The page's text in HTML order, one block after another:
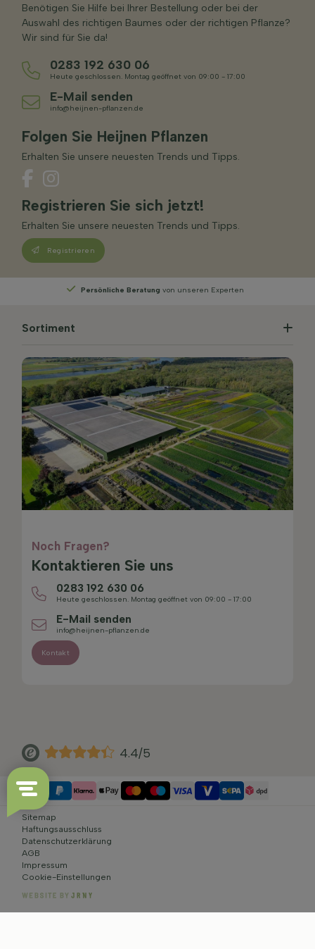
Benötigen Sie Hilfe bei Ihrer Bestellung oder bei der
Auswahl des richtigen Baumes oder der richtigen Pflanze?
Wir sind für Sie da!
0283 192 630 06
Heute geschlossen. Montag geöffnet von 09:00 - 17:00
E-Mail senden
info@heijnen-pflanzen.de
Folgen Sie Heijnen Pflanzen
Erhalten Sie unsere neuesten Trends und Tipps.
Registrieren Sie sich jetzt!
Erhalten Sie unsere neuesten Trends und Tipps.
Registrieren
WählenSie Ihre Lieferwoche
Sortiment
Noch Fragen?
Kontaktieren Sie uns
0283 192 630 06
Heute geschlossen. Montag geöffnet von 09:00 - 17:00
E-Mail senden
info@heijnen-pflanzen.de
Kontakt
4.4/5
Sitemap
Haftungsausschluss
Datenschutzerklärung
AGB
Impressum
Cookie-Einstellungen